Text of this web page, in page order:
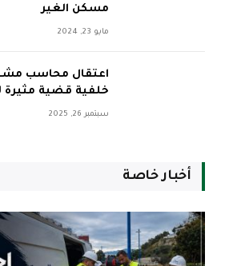
مسكن الغير
مايو 23, 2024
اعتقال محاسب
خلفية قضية مثيرة
سبتمبر 26, 2025
أخبار خاصة